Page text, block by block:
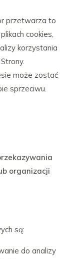
przetwarza to
cookies,
korzystania
może zostać
sprzeciwu.
organizacji
są:
do analizy